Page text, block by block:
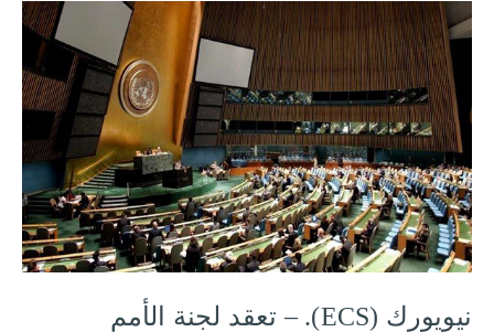
نيويورك (ECS). – ‏تعقد لجنة ‎الأمم